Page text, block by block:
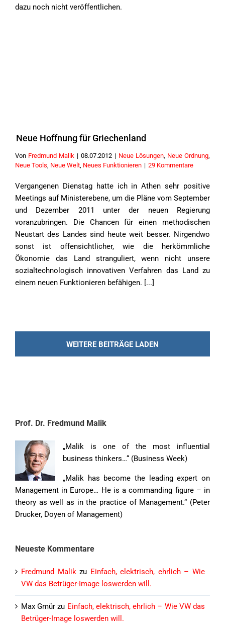
dazu noch nicht veröffentlichen.
Neue Hoffnung für Griechenland
Von Fredmund Malik | 08.07.2012 | Neue Lösungen, Neue Ordnung,
Neue Tools, Neue Welt, Neues Funktionieren | 29 Kommentare
Vergangenen Dienstag hatte ich in Athen sehr positive
Meetings auf Ministerebene, um die Pläne vom September
und Dezember 2011 unter der neuen Regierung
voranzubringen. Die Chancen für einen methodischen
Neustart des Landes sind heute weit besser. Nirgendwo
sonst ist offensichtlicher, wie die herkömmliche
Ökonomie das Land stranguliert, wenn nicht unsere
sozialtechnologisch innovativen Verfahren das Land zu
einem neuen Funktionieren befähigen. [...]
WEITERE BEITRÄGE LADEN
Prof. Dr. Fredmund Malik
„Malik is one of the most influential
business thinkers…“ (Business Week)
„Malik has become the leading expert on
Management in Europe… He is a commanding figure – in
theory as well as in the practice of Management.“ (Peter
Drucker, Doyen of Management)
Neueste Kommentare
Fredmund Malikzu Einfach, elektrisch, ehrlich – Wie
VW das Betrüger-Image loswerden will.
Max Gmür zu Einfach, elektrisch, ehrlich – Wie VW das
Betrüger-Image loswerden will.